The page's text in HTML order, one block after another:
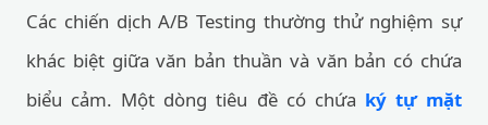
Các chiến dịch A/B Testing thường thử nghiệm sự
khác biệt giữa văn bản thuần và văn bản có chứa
biểu cảm. Một dòng tiêu đề có chứa ký tự mặt